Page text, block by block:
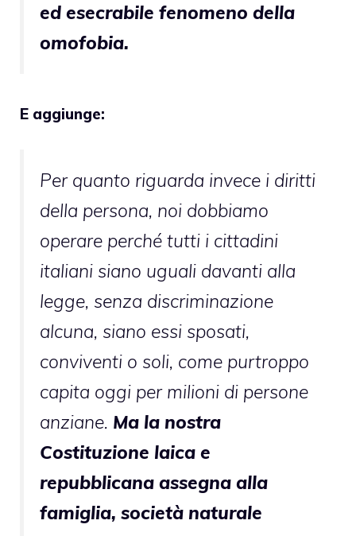
ed esecrabile fenomeno della
omofobia.
E aggiunge:
Per quanto riguarda invece i diritti
della persona, noi dobbiamo
operare perché tutti i cittadini
italiani siano uguali davanti alla
legge, senza discriminazione
alcuna, siano essi sposati,
conviventi o soli, come purtroppo
capita oggi per milioni di persone
anziane. Ma la nostra
Costituzione laica e
repubblicana assegna alla
famiglia, società naturale